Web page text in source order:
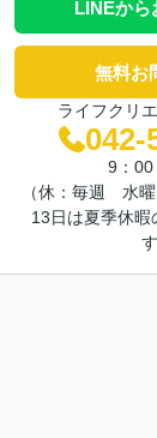
LINEから
無料お
ライフクリ
042-
9：
（休：毎週 水
13日は夏季休暇